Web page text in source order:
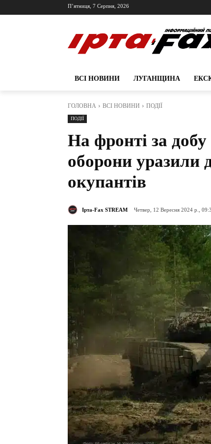
П’ятниця, 7 Серпня, 2026
ВСІ НОВИНИ ЛУГАНЩИНА
ГОЛОВНА ВСІ НОВИНИ ПОДІЇ
ПОДІЇ
На фронті за
оборони уразили
окупантів
Ірта-Fax STREAM Четвер, 12 Вересня 2024 р.,